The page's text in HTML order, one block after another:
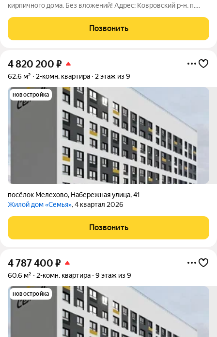
кирпичного дома. Без вложений! Адрес: Ковровский р-н, п.
посмотреть первой? Это не просто «кв.м.», это готовая к
проживанию квартира в
Позвонить
4 820 200 ₽
62,6 м² 2-комн. квартира 2 этаж из 9
новостройка
посёлок Мелехово, Набережная улица,41
Жилой дом «Семья», 4 квартал 2026
Позвонить
4 787 400 ₽
60,6 м² 2-комн. квартира 9 этаж из 9
новостройка